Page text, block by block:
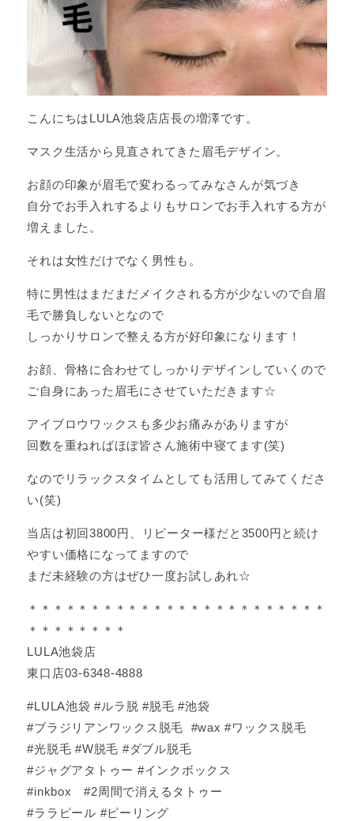
こんにちはLULA池袋店店長の増澤です。
マスク生活から見直されてきた眉毛デザイン。
お顔の印象が眉毛で変わるってみなさんが気づき
自分でお手入れするよりもサロンでお手入れする方が
増えました。
それは女性だけでなく男性も。
特に男性はまだまだメイクされる方が少ないので自眉
毛で勝負しないとなので
しっかりサロンで整える方が好印象になります！
お顔、骨格に合わせてしっかりデザインしていくので
ご自身にあった眉毛にさせていただきます☆
アイブロウワックスも多少お痛みがありますが
回数を重ねればほぼ皆さん施術中寝てます(笑)
なのでリラックスタイムとしても活用してみてくださ
い(笑)
当店は初回3800円、リピーター様だと3500円と続け
やすい価格になってますので
まだ未経験の方はぜひ一度お試しあれ☆
＊＊＊＊＊＊＊＊＊＊＊＊＊＊＊＊＊＊＊＊＊＊＊＊
＊＊＊＊＊＊＊＊
LULA池袋店
東口店03-6348-4888
#LULA池袋 #ルラ脱 #脱毛 #池袋
#ブラジリアンワックス脱毛 #wax #ワックス脱毛
#光脱毛 #W脱毛 #ダブル脱毛
#ジャグアタトゥー #インクボックス
#inkbox #2周間で消えるタトゥー
#ララピール #ピーリング